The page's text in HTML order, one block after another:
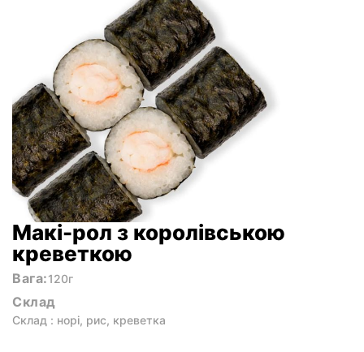
Макі-рол з королівською
креветкою
Вага:120г
Склад
Склад : норі, рис, креветка